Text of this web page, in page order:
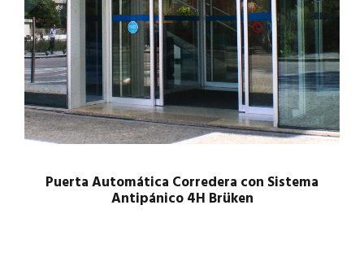
Puerta Automática Corredera con Sistema
Antipánico 4H Brüken